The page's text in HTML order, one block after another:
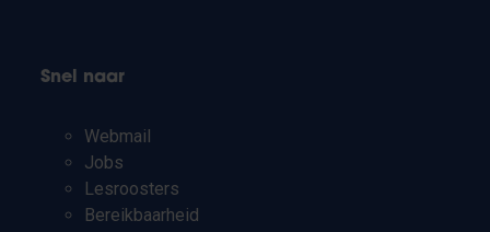
Snel naar
Webmail
Jobs
Lesroosters
Bereikbaarheid